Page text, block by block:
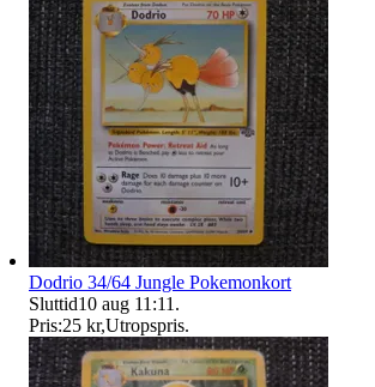
Dodrio 34/64 Jungle Pokemonkort
Sluttid10 aug 11:11 .
Pris:25 kr,Utropspris.